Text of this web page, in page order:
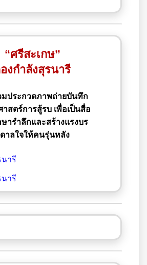
“ศรีสะเกษ”
งกำลังสุรนารี
มประกวดภาพถ่ายบันทึก
าสตร์การสู้รบ เพื่อเป็นสื่อ
ารำลึกและสร้างแรงบร
าลใจให้คนรุ่นหลัง